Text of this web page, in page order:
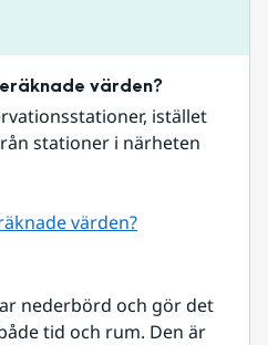
värden?
istället
stationer i närheten
värden?
nederbörd och gör det
tid och rum. Den är